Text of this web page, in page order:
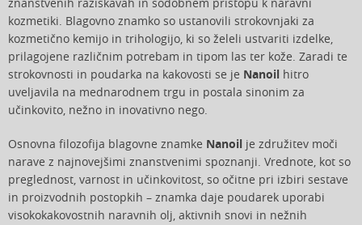
znanstvenih raziskavah in sodobnem pristopu k naravni
kozmetiki. Blagovno znamko so ustanovili strokovnjaki za
kozmetično kemijo in trihologijo, ki so želeli ustvariti izdelke,
prilagojene različnim potrebam in tipom las ter kože. Zaradi te
strokovnosti in poudarka na kakovosti se je Nanoil hitro
uveljavila na mednarodnem trgu in postala sinonim za
učinkovito, nežno in inovativno nego.
Osnovna filozofija blagovne znamke Nanoil je združitev moči
narave z najnovejšimi znanstvenimi spoznanji. Vrednote, kot so
preglednost, varnost in učinkovitost, so očitne pri izbiri sestave
in proizvodnih postopkih – znamka daje poudarek uporabi
visokokakovostnih naravnih olj, aktivnih snovi in nežnih